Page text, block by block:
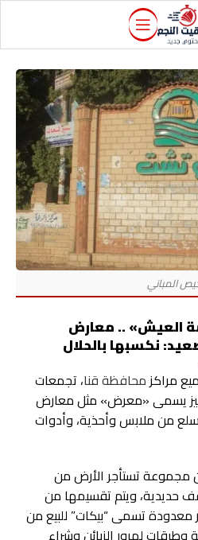
العيش» .. معارض
نكسبها بالحلال
مراكز محافظة قنا، تجمعات
يسمى «معرض» مثل معارض
من ملابس وأحذية، وأدوات
مجموعة تستأجر الأرض من
حديدية، ويتم تقسيمها من
معدودة تسمى “بيكات” للبيع من
لمرور الزبائن وشراء